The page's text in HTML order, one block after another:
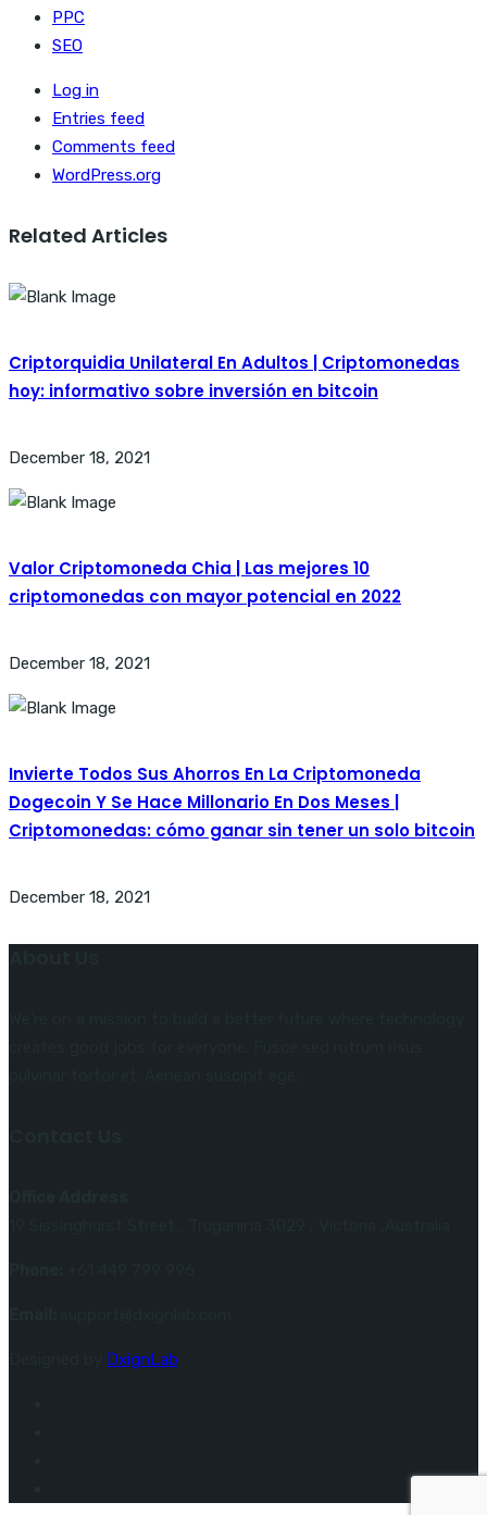
PPC
SEO
Log in
Entries feed
Comments feed
WordPress.org
Related Articles
Criptorquidia Unilateral En Adultos | Criptomonedas
hoy: informativo sobre inversión en bitcoin
December 18, 2021
Valor Criptomoneda Chia | Las mejores 10
criptomonedas con mayor potencial en 2022
December 18, 2021
Invierte Todos Sus Ahorros En La Criptomoneda
Dogecoin Y Se Hace Millonario En Dos Meses |
Criptomonedas: cómo ganar sin tener un solo bitcoin
December 18, 2021
DxignLab